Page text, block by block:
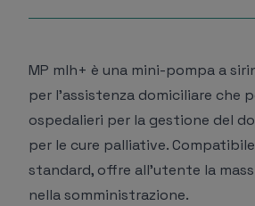
MP mlh+ è una mini-pompa a
per l’assistenza domiciliare che
ospedalieri per la gestione del
per le cure palliative.
standard, offre all’utente la
nella somministrazione.